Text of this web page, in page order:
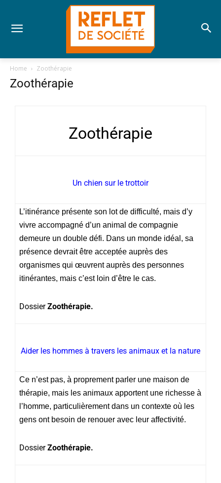
Home Zoothérapie
Zoothérapie
Zoothérapie
Un chien sur le trottoir
L’itinérance présente son lot de difficulté, mais d’y
vivre accompagné d’un animal de compagnie
demeure un double défi. Dans un monde idéal, sa
présence devrait être acceptée auprès des
organismes qui œuvrent auprès des personnes
itinérantes, mais c’est loin d’être le cas.
DossierZoothérapie.
Aider les hommes à travers les animaux et la nature
Ce n’est pas, à proprement parler une maison de
thérapie, mais les animaux apportent une richesse à
l’homme, particulièrement dans un contexte où les
gens ont besoin de renouer avec leur affectivité.
DossierZoothérapie.